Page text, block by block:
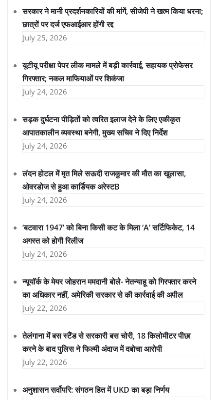
सरकार ने मानी प्रदर्शनकारियों की मांगें, सीजेपी ने खत्म किया धरना;
छात्रों पर दर्ज एफआईआर होंगी रद्द
July 25, 2026
यूटीयू परीक्षा पेपर लीक मामले में बड़ी कार्रवाई, सहायक प्रोफेसर
गिरफ्तार; नकल माफियाओं पर शिकंजा
July 24, 2026
सड़क दुर्घटना पीड़ितों को त्वरित इलाज देने के लिए एकीकृत
आपातकालीन व्यवस्था बनेगी, मुख्य सचिव ने दिए निर्देश
July 24, 2026
लंदन होटल में मृत मिले सऊदी राजकुमार की मौत का खुलासा,
ओवरडोज से हुआ कार्डियक अरेस्टB
July 24, 2026
‘बटवारा 1947’ को बिना किसी कट के मिला ‘A’ सर्टिफिकेट, 14
अगस्त को होगी रिलीज
July 24, 2026
न्यूयॉर्क के मेयर जोहरान ममदानी बोले- नेतन्याहू को गिरफ्तार करने
का अधिकार नहीं, अमेरिकी सरकार से की कार्रवाई की अपील
July 22, 2026
तेलंगाना में बस स्टैंड से सरकारी बस चोरी, 18 किलोमीटर पीछा
करने के बाद पुलिस ने फिल्मी अंदाज में दबोचा आरोपी
July 22, 2026
अनुशासन सर्वोपरि: संगठन हित में UKD का बड़ा निर्णय